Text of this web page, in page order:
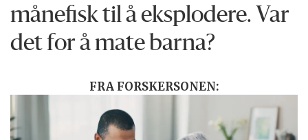
månefisk til å eksplodere. Var
det for å mate barna?
FRA FORSKERSONEN: